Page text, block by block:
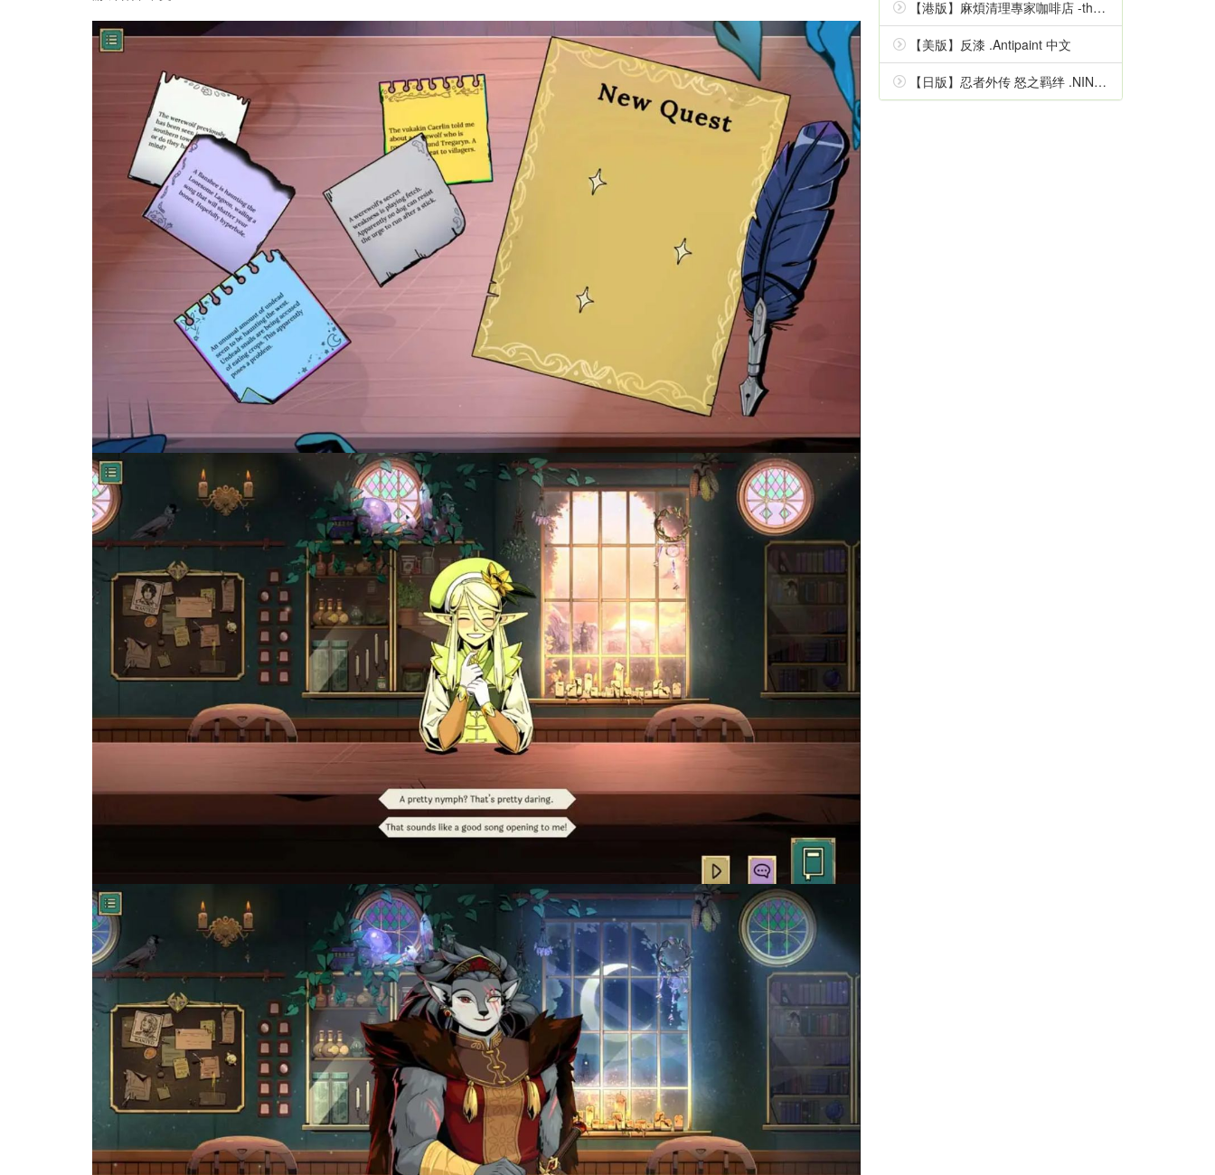
【港版】麻煩清理專家咖啡店 -the mystic lover- 中文
【美版】反漆 .Antipaint 中文
【日版】忍者外传 怒之羁绊 .NINJA GAIDEN Ragebound 中文